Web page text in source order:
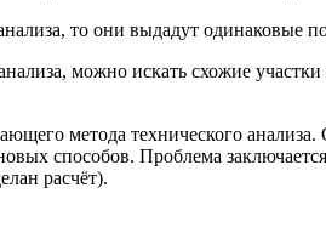
то они выдадут одинаковые
можно искать схожие
метода технического
способов. Проблема
расчёт).